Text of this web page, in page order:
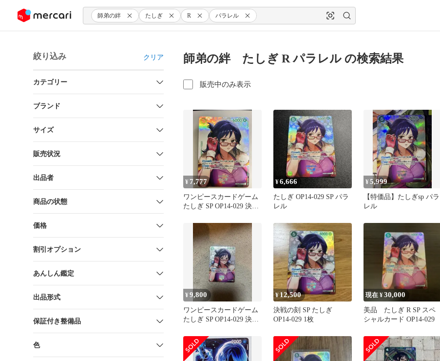
ツにスキップ 師弟の絆 たしぎ R パラレル
絞り込み クリア
カテゴリー
ブランド
サイズ
販売状況
出品者
商品の状態
価格
割引オプション
あんしん鑑定
出品形式
保証付き整備品
色
師弟の絆 たしぎ R パラレル の検索結果
販売中のみ表示
¥ 7,777
ワンピースカードゲーム
たしぎ SP OP14-029 決戦
¥6,666
たしぎ OP14-029 SP パラ
レル
¥5,999
【特価品】たしぎsp パラ
レル
¥9,800
ワンピースカードゲーム
たしぎ SP OP14-029 決戦
¥12,500
決戦の刻 SP たしぎ
OP14-029 1枚
現在 ¥30,000
美品 たしぎ R SP スペ
シャルカード OP14-029